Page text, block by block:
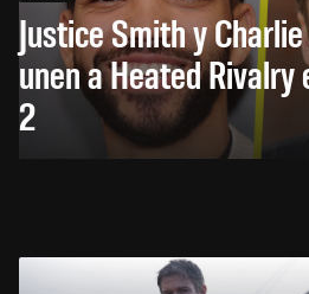
Justice Smith y
unen a Heated
2